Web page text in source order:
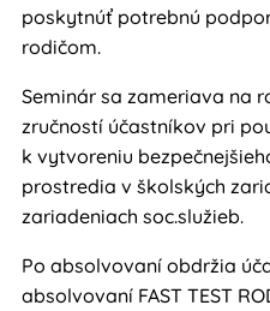
poskytnúť potrebnú
rodičom.
Seminár sa zameriava na
zručností účastníkov pri
k vytvoreniu
prostredia v školských
zariadeniach soc.služieb.
Po absolvovaní obdržia
absolvovaní FAST TEST